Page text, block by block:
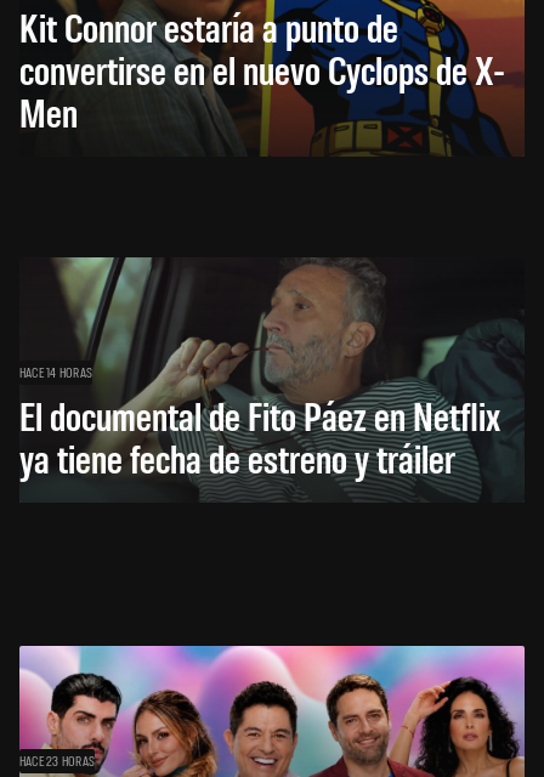
Kit Connor estaría a punto de
convertirse en el nuevo Cyclops de X-
Men
HACE 14 HORAS
El documental de Fito Páez en Netflix
ya tiene fecha de estreno y tráiler
HACE 23 HORAS